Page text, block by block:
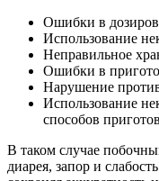
Ошибки в
Использование
Неправильное
Ошибки в
Нарушение
Использование
способов
В таком случае
диарея, запор и